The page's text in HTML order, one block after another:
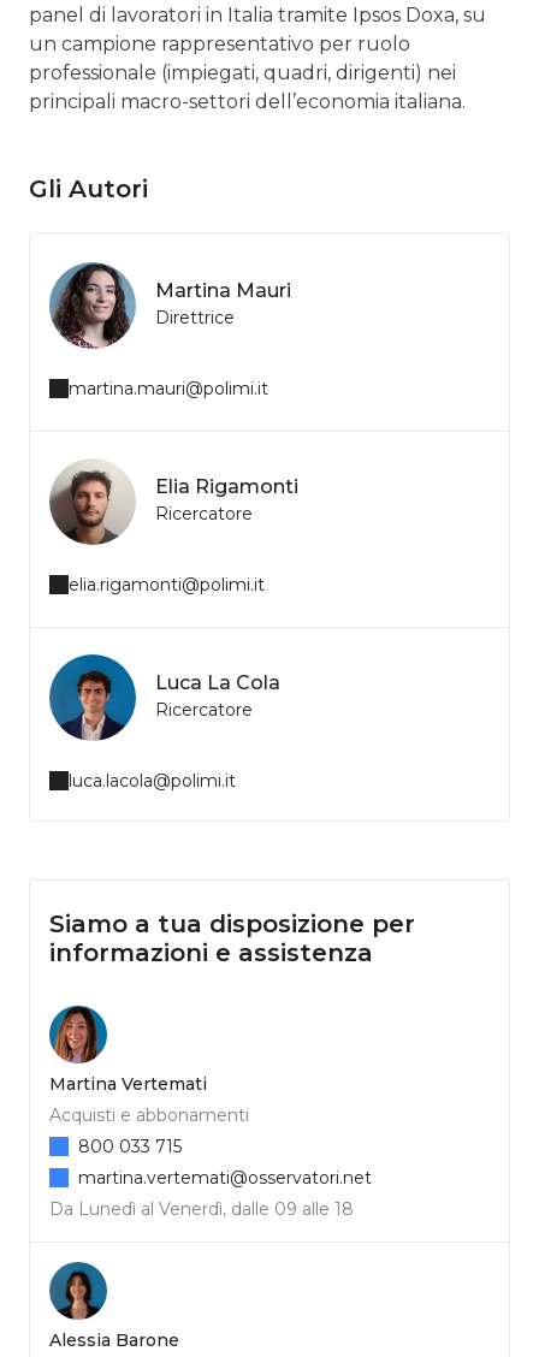
panel di lavoratori in Italia tramite Ipsos Doxa, su
un campione rappresentativo per ruolo
professionale (impiegati, quadri, dirigenti) nei
principali macro-settori dell’economia italiana.
Gli Autori
Martina Mauri
Direttrice
martina.mauri@polimi.it
Elia Rigamonti
Ricercatore
elia.rigamonti@polimi.it
Luca La Cola
Ricercatore
luca.lacola@polimi.it
Siamo a tua disposizione per
informazioni e assistenza
Martina Vertemati
Acquisti e abbonamenti
Da Lunedì al Venerdì, dalle 09 alle 18
800 033 715
martina.vertemati@osservatori.net
Alessia Barone